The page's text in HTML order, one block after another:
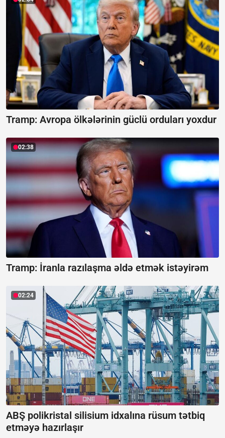
Tramp: Avropa ölkələrinin güclü orduları yoxdur
02:38
Tramp: İranla razılaşma əldə etmək istəyirəm
02:24
ABŞ polikristal silisium idxalına rüsum tətbiq
etməyə hazırlaşır